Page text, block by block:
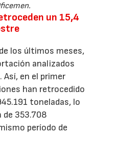
un 15,4
los últimos meses,
analizados
en el primer
han retrocedido
toneladas, lo
de 353.708
período de